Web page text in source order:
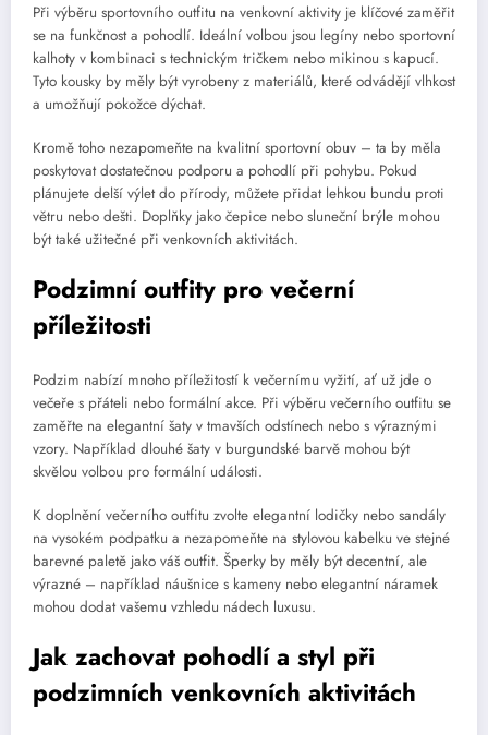
Při výběru sportovního outfitu na venkovní aktivity je klíčové zaměřit
se na funkčnost a pohodlí. Ideální volbou jsou legíny nebo sportovní
kalhoty v kombinaci s technickým tričkem nebo mikinou s kapucí.
Tyto kousky by měly být vyrobeny z materiálů, které odvádějí vlhkost
a umožňují pokožce dýchat.
Kromě toho nezapomeňte na kvalitní sportovní obuv – ta by měla
poskytovat dostatečnou podporu a pohodlí při pohybu. Pokud
plánujete delší výlet do přírody, můžete přidat lehkou bundu proti
větru nebo dešti. Doplňky jako čepice nebo sluneční brýle mohou
být také užitečné při venkovních aktivitách.
Podzimní outfity pro večerní
příležitosti
Podzim nabízí mnoho příležitostí k večernímu vyžití, ať už jde o
večeře s přáteli nebo formální akce. Při výběru večerního outfitu se
zaměřte na elegantní šaty v tmavších odstínech nebo s výraznými
vzory. Například dlouhé šaty v burgundské barvě mohou být
skvělou volbou pro formální události.
K doplnění večerního outfitu zvolte elegantní lodičky nebo sandály
na vysokém podpatku a nezapomeňte na stylovou kabelku ve stejné
barevné paletě jako váš outfit. Šperky by měly být decentní, ale
výrazné – například náušnice s kameny nebo elegantní náramek
mohou dodat vašemu vzhledu nádech luxusu.
Jak zachovat pohodlí a styl při
podzimních venkovních aktivitách